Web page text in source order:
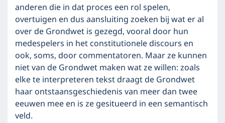
anderen die in dat proces een rol spelen,
overtuigen en dus aansluiting zoeken bij wat er al
over de Grondwet is gezegd, vooral door hun
medespelers in het constitutionele discours en
ook, soms, door commentatoren. Maar ze kunnen
niet van de Grondwet maken wat ze willen: zoals
elke te interpreteren tekst draagt de Grondwet
haar ontstaansgeschiedenis van meer dan twee
eeuwen mee en is ze gesitueerd in een semantisch
veld.